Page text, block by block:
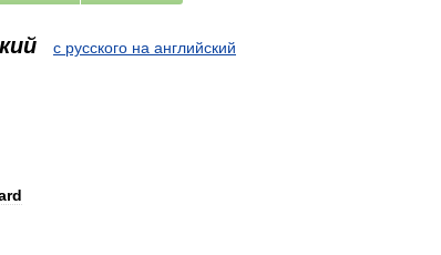
с русского на английский